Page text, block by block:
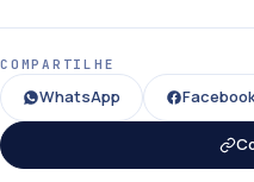
COMPARTILHE
WhatsApp